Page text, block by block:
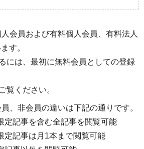
会員および有料個人会員、有料法人
す。
には、最初に無料会員としての登録
覧ください。
、非会員の違いは下記の通りです。
定記事を含む全記事を閲覧可能
定記事は月1本まで閲覧可能